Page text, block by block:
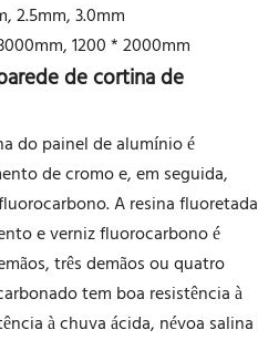
2.5mm, 3.0mm
1200 * 2000mm
de cortina de
do painel de alumínio é
de cromo e, em seguida,
A resina fluoretada
e verniz fluorocarbono é
três demãos ou quatro
tem boa resistência à
à chuva ácida, névoa salina